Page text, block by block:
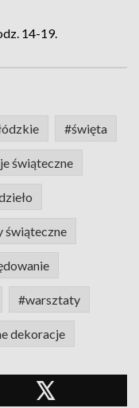
14-19.
#święta
świąteczne
świąteczne
#warsztaty
dekoracje